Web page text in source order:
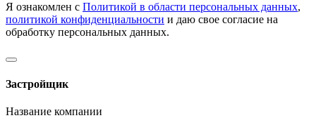
Я ознакомлен с Политикой в области персональных данных,
политикой конфиденциальности и даю свое согласие на
обработку персональных данных.
Застройщик
Название компании